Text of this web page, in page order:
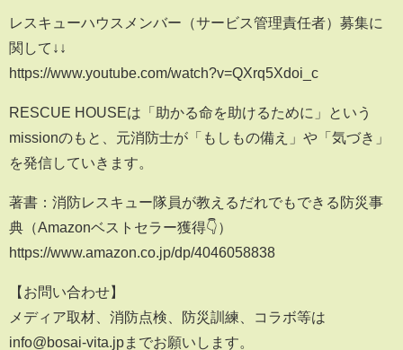
レスキューハウスメンバー（サービス管理責任者）募集に
関して↓↓
https://www.youtube.com/watch?v=QXrq5Xdoi_c
RESCUE HOUSEは「助かる命を助けるために」という
missionのもと、元消防士が「もしもの備え」や「気づき」
を発信していきます。
著書：消防レスキュー隊員が教えるだれでもできる防災事
典（Amazonベストセラー獲得👇）
https://www.amazon.co.jp/dp/4046058838
【お問い合わせ】
メディア取材、消防点検、防災訓練、コラボ等は
info@bosai-vita.jpまでお願いします。